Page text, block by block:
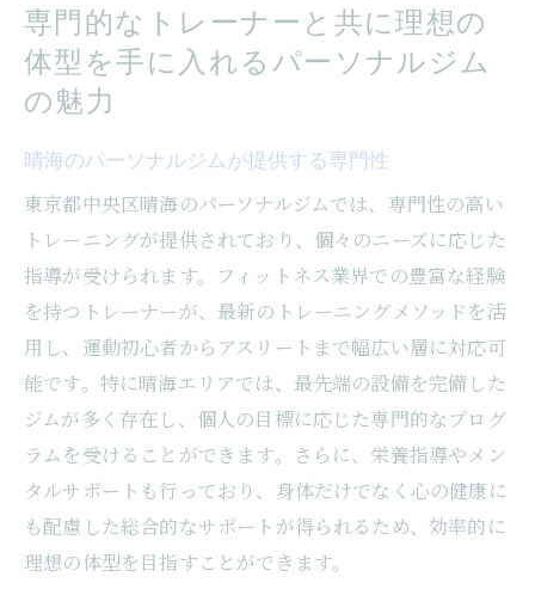
専門的なトレーナーと共に理想の
体型を手に入れるパーソナルジム
の魅力
晴海のパーソナルジムが提供する専門性
東京都中央区晴海のパーソナルジムでは、専門性の高い
トレーニングが提供されており、個々のニーズに応じた
指導が受けられます。フィットネス業界での豊富な経験
を持つトレーナーが、最新のトレーニングメソッドを活
用し、運動初心者からアスリートまで幅広い層に対応可
能です。特に晴海エリアでは、最先端の設備を完備した
ジムが多く存在し、個人の目標に応じた専門的なプログ
ラムを受けることができます。さらに、栄養指導やメン
タルサポートも行っており、身体だけでなく心の健康に
も配慮した総合的なサポートが得られるため、効率的に
理想の体型を目指すことができます。